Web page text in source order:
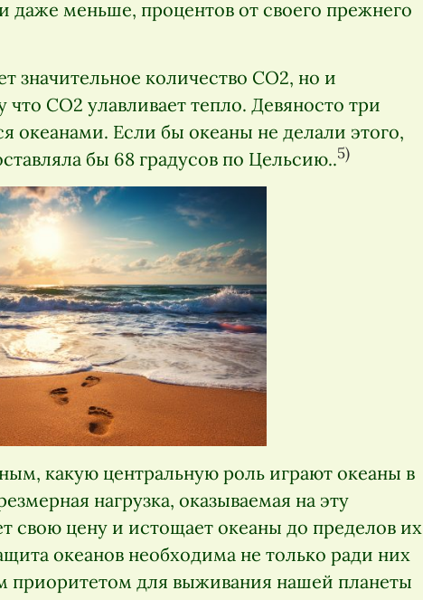
даже меньше, процентов от своего прежнего
значительное количество CO2, но и
что CO2 улавливает тепло. Девяносто три
океанами. Если бы океаны не делали этого,
бы 68 градусов по Цельсию..5)
какую центральную роль играют океаны в
нагрузка, оказываемая на эту
свою цену и истощает океаны до пределов их
океанов необходима не только ради них
приоритетом для выживания нашей планеты